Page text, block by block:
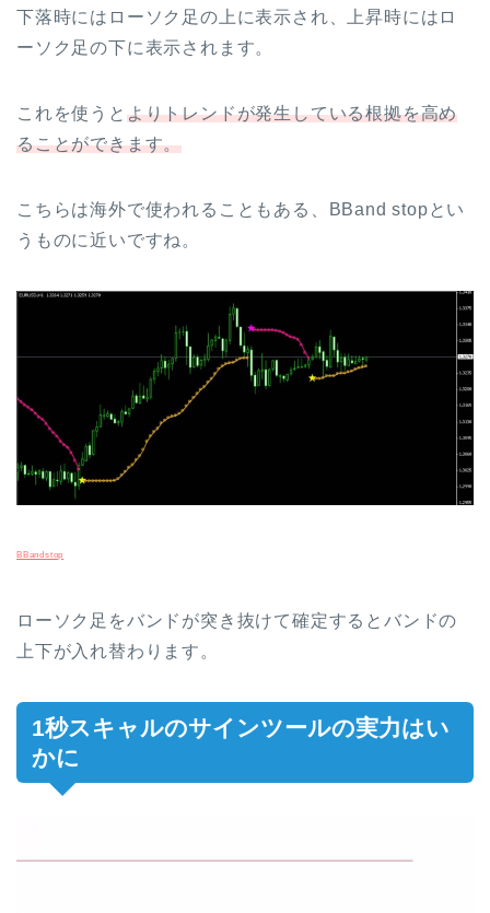
下落時にはローソク足の上に表示され、上昇時にはロ
ーソク足の下に表示されます。
これを使うと よりトレンドが発生している根拠を高め
ることができます。
こちらは海外で使われることもある、BBand stopとい
うものに近いですね。
BBandstop
ローソク足をバンドが突き抜けて確定するとバンドの
上下が入れ替わります。
1秒スキャルのサインツールの実力はい
かに